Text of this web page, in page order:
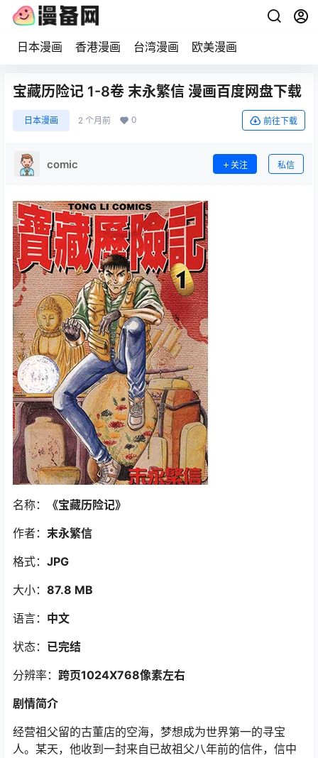
日本漫画 香港漫画 台湾漫画 欧美漫画
宝藏历险记 1-8卷 末永繁信 漫画百度网盘下载
日本漫画 2 个月前 0 前往下载
comic 关注 私信
名称：
《宝藏历险记》
作者： 末永繁信
格式： JPG
大小： 87.8 MB
语言： 中文
状态： 已完结
分辨率： 跨页1024X768像素左右
剧情简介
经营祖父留的古董店的空海，梦想成为世界第一的寻宝
人。某天，他收到一封来自已故祖父八年前的信件，信中